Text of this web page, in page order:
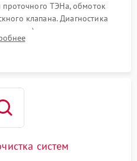
ТЭНа, обмоток
клапана. Диагностика
воды), датчика мутности,
модуля управления.
систем